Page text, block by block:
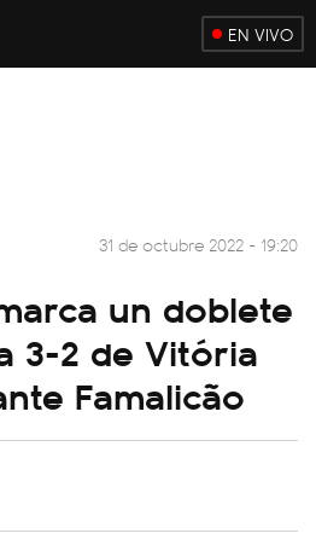
EN VIVO
31 de octubre 2022 - 19:20
un doblete
3-2 de Vitória
Famalicão